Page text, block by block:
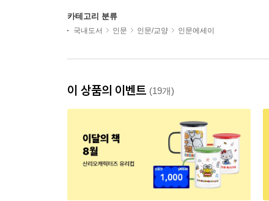
카테고리 분류
국내도서 인문 인문/교양 인문에세이
이 상품의 이벤트 (19개)